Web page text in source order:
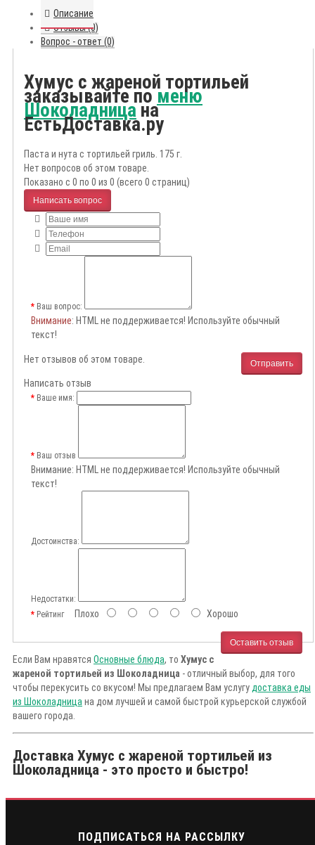
Описание
Отзывы (0)
Вопрос - ответ (0)
Хумус с жареной тортильей
заказывайте поменю
Шоколадницана
ЕстьДоставка.ру
Паста и нута с тортильей гриль. 175 г.
Нет вопросов об этом товаре.
Показано с 0 по 0 из 0 (всего 0 страниц)
Написать вопрос
Ваш вопрос:
Внимание: HTML не поддерживается! Используйте обычный
текст!
Отправить
Нет отзывов об этом товаре.
Написать отзыв
Ваше имя:
Ваш отзыв
Внимание: HTML не поддерживается! Используйте обычный
текст!
Достоинства:
Недостатки:
РейтингПлохо Хорошо
Оставить отзыв
Если Вам нравятся Основные блюда, то Хумус с
жареной тортильей из Шоколадница - отличный выбор, для того
чтобы перекусить со вкусом! Мы предлагаем Вам услугу доставка еды
из Шоколадница на дом лучшей и самой быстрой курьерской службой
вашего города.
Доставка Хумус с жареной тортильей из
Шоколадница - это просто и быстро!
ПОДПИСАТЬСЯ НА РАССЫЛКУ